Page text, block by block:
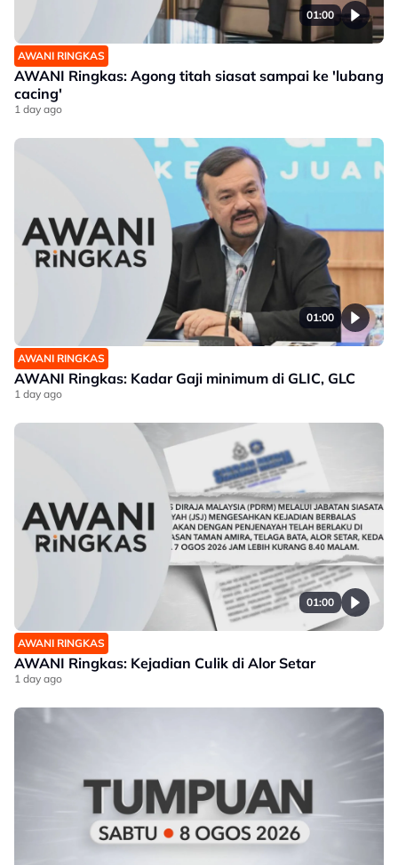
01:00
AWANI RINGKAS
AWANI Ringkas: Agong titah siasat sampai ke 'lubang
cacing'
1 day ago
01:00
AWANI RINGKAS
AWANI Ringkas: Kadar Gaji minimum di GLIC, GLC
1 day ago
01:00
AWANI RINGKAS
AWANI Ringkas: Kejadian Culik di Alor Setar
1 day ago